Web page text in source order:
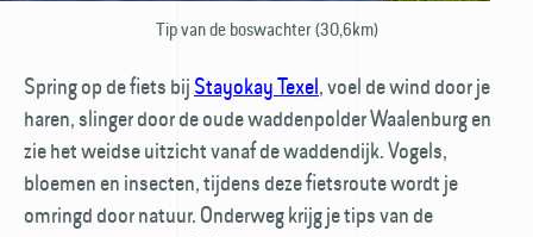
Tip van de boswachter (30,6km)
Spring op de fiets bij Stayokay Texel, voel de wind door je
haren, slinger door de oude waddenpolder Waalenburg en
zie het weidse uitzicht vanaf de waddendijk. Vogels,
bloemen en insecten, tijdens deze fietsroute wordt je
omringd door natuur. Onderweg krijg je tips van de